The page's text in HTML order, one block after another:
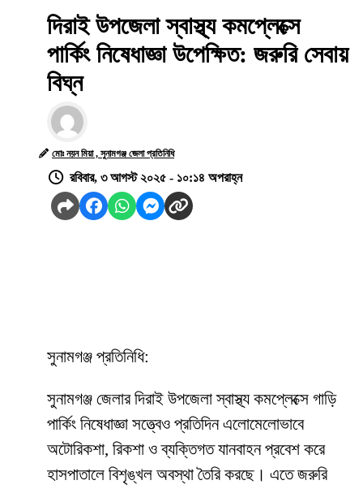
দিরাই উপজেলা স্বাস্থ্য কমপ্লেক্সে
পার্কিং নিষেধাজ্ঞা উপেক্ষিত: জরুরি সেবায়
বিঘ্ন
মোঃ নয়ন মিয়া , সুনামগঞ্জ জেলা প্রতিনিধি
রবিবার, ৩ আগস্ট ২০২৫ - ১০:১৪ অপরাহ্ন
সুনামগঞ্জ প্রতিনিধি:
সুনামগঞ্জ জেলার দিরাই উপজেলা স্বাস্থ্য কমপ্লেক্সে গাড়ি
পার্কিং নিষেধাজ্ঞা সত্ত্বেও প্রতিদিন এলোমেলোভাবে
অটোরিকশা, রিকশা ও ব্যক্তিগত যানবাহন প্রবেশ করে
হাসপাতালে বিশৃঙ্খল অবস্থা তৈরি করছে। এতে জরুরি